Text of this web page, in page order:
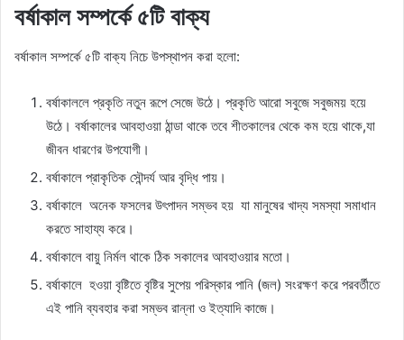
বর্ষাকাল সম্পর্কে ৫টি বাক্য
বর্ষাকাল সম্পর্কে ৫টি বাক্য নিচে উপস্থাপন করা হলো:
বর্ষাকাললে প্রকৃতি নতুন রূপে সেজে উঠে। প্রকৃতি আরো সবুজে সবুজময় হয়ে
উঠে। বর্ষাকালের আবহাওয়া ঠান্ডা থাকে তবে শীতকালের থেকে কম হয়ে থাকে,যা
জীবন ধারণের উপযোগী।
বর্ষাকালে প্রাকৃতিক সৌন্দর্য আর বৃদ্ধি পায়।
বর্ষাকালে অনেক ফসলের উৎপাদন সম্ভব হয় যা মানুষের খাদ্য সমস্যা সমাধান
করতে সাহায্য করে।
বর্ষাকালে বায়ু নির্মল থাকে ঠিক সকালের আবহাওয়ার মতো।
বর্ষাকালে হওয়া বৃষ্টিতে বৃষ্টির সুপেয় পরিস্কার পানি (জল) সংরক্ষণ করে পরবর্তীতে
এই পানি ব্যবহার করা সম্ভব রান্না ও ইত্যাদি কাজে।